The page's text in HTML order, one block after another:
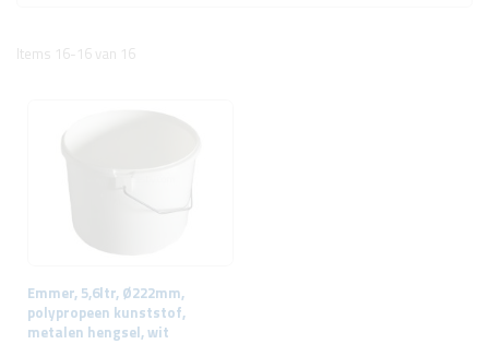
Items 16- 16 van 16
Emmer, 5,6ltr, Ø222mm,
polypropeen kunststof,
metalen hengsel, wit